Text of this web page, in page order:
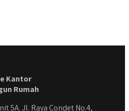
Kantor
Rumah
5A. Jl. Raya Condet No.4,